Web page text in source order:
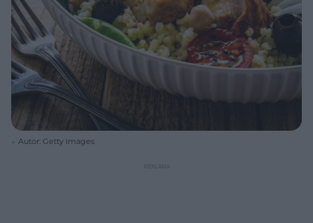
Autor: Getty Images